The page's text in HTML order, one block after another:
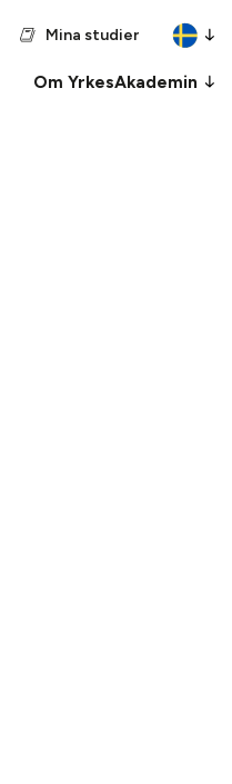
Mina studier
Om YrkesAkademin